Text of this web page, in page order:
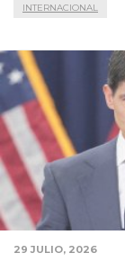
INTERNACIONAL
29 JULIO, 2026